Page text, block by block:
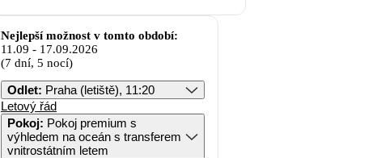
Nejlepší možnost v tomto období:
11.09 - 17.09.2026
(7 dní, 5 nocí)
Odlet: Praha (letiště), 11:20
Letový řád
Pokoj: Pokoj premium s
výhledem na oceán s transferem
vnitrostátním letem